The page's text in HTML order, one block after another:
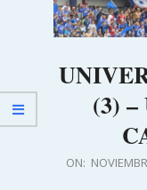
(3)
2014-
ON: